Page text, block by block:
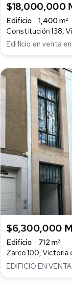
$18,000,000
Edificio
1,400 m²
Constitución 138,
Edificio en venta
$6,300,000
Edificio
712 m²
Zarco 100, Victoria
EDIFICIO EN